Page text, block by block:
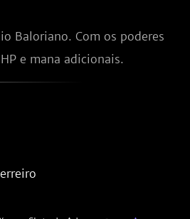
Baloriano. Com os poderes
e mana adicionais.